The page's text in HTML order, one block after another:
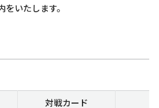
いたします。
対戦カード